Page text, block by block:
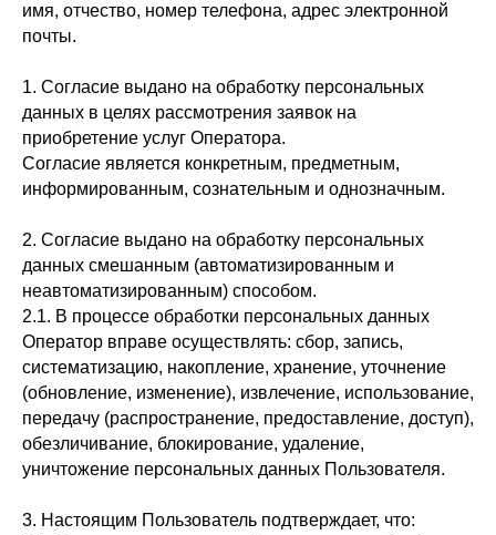
имя, отчество, номер телефона, адрес электронной
почты.
1. Согласие выдано на обработку персональных
данных в целях рассмотрения заявок на
приобретение услуг Оператора.
Согласие является конкретным, предметным,
информированным, сознательным и однозначным.
2. Согласие выдано на обработку персональных
данных смешанным (автоматизированным и
неавтоматизированным) способом.
2.1. В процессе обработки персональных данных
Оператор вправе осуществлять: сбор, запись,
систематизацию, накопление, хранение, уточнение
(обновление, изменение), извлечение, использование,
передачу (распространение, предоставление, доступ),
обезличивание, блокирование, удаление,
уничтожение персональных данных Пользователя.
3. Настоящим Пользователь подтверждает, что: